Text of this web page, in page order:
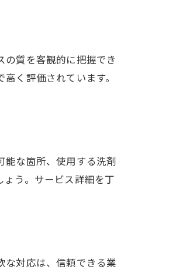
質を客観的に把握でき
く評価されています。
能な箇所、使用する洗剤
う。サービス詳細を丁
な対応は、信頼できる業